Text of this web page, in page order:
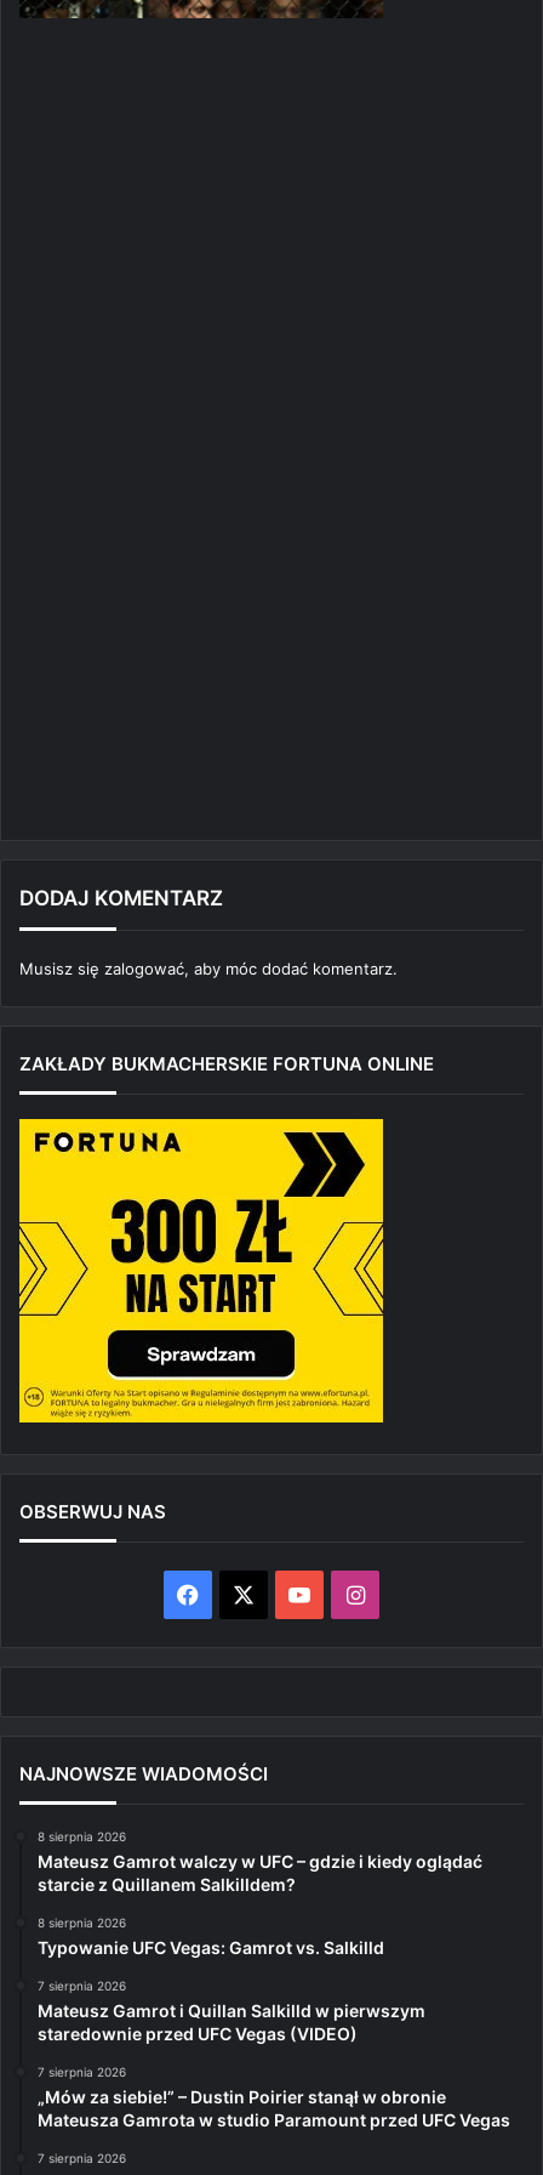
DODAJ KOMENTARZ
Musisz się zalogować, aby móc dodać komentarz.
ZAKŁADY BUKMACHERSKIE FORTUNA ONLINE
OBSERWUJ NAS
Facebook YouTubeInstagram
NAJNOWSZE WIADOMOŚCI
8 sierpnia 2026
Mateusz Gamrot walczy w UFC – gdzie i kiedy oglądać
starcie z Quillanem Salkilldem?
8 sierpnia 2026
Typowanie UFC Vegas: Gamrot vs. Salkilld
7 sierpnia 2026
Mateusz Gamrot i Quillan Salkilld w pierwszym
staredownie przed UFC Vegas (VIDEO)
7 sierpnia 2026
„Mów za siebie!” – Dustin Poirier stanął w obronie
Mateusza Gamrota w studio Paramount przed UFC Vegas
7 sierpnia 2026